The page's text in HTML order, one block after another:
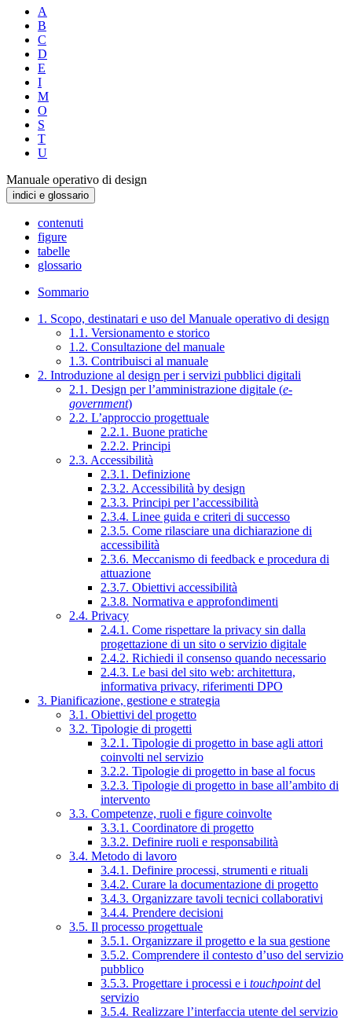
A
B
C
D
E
I
M
O
S
T
U
Manuale operativo di design
indici e glossario
contenuti
figure
tabelle
glossario
Sommario
1. Scopo, destinatari e uso del Manuale operativo di design
1.1. Versionamento e storico
1.2. Consultazione del manuale
1.3. Contribuisci al manuale
2. Introduzione al design per i servizi pubblici digitali
2.1. Design per l’amministrazione digitale (e-
government)
2.2. L’approccio progettuale
2.2.1. Buone pratiche
2.2.2. Principi
2.3. Accessibilità
2.3.1. Definizione
2.3.2. Accessibilità by design
2.3.3. Principi per l’accessibilità
2.3.4. Linee guida e criteri di successo
2.3.5. Come rilasciare una dichiarazione di
accessibilità
2.3.6. Meccanismo di feedback e procedura di
attuazione
2.3.7. Obiettivi accessibilità
2.3.8. Normativa e approfondimenti
2.4. Privacy
2.4.1. Come rispettare la privacy sin dalla
progettazione di un sito o servizio digitale
2.4.2. Richiedi il consenso quando necessario
2.4.3. Le basi del sito web: architettura,
informativa privacy, riferimenti DPO
3. Pianificazione, gestione e strategia
3.1. Obiettivi del progetto
3.2. Tipologie di progetti
3.2.1. Tipologie di progetto in base agli attori
coinvolti nel servizio
3.2.2. Tipologie di progetto in base al focus
3.2.3. Tipologie di progetto in base all’ambito di
intervento
3.3. Competenze, ruoli e figure coinvolte
3.3.1. Coordinatore di progetto
3.3.2. Definire ruoli e responsabilità
3.4. Metodo di lavoro
3.4.1. Definire processi, strumenti e rituali
3.4.2. Curare la documentazione di progetto
3.4.3. Organizzare tavoli tecnici collaborativi
3.4.4. Prendere decisioni
3.5. Il processo progettuale
3.5.1. Organizzare il progetto e la sua gestione
3.5.2. Comprendere il contesto d’uso del servizio
pubblico
3.5.3. Progettare i processi e i touchpointdel
servizio
3.5.4. Realizzare l’interfaccia utente del servizio